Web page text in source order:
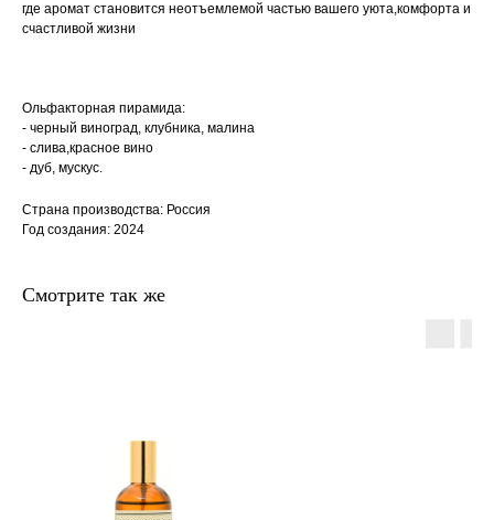
где аромат становится неотъемлемой частью вашего уюта,комфорта и
счастливой жизни
Ольфакторная пирамида:
- черный виноград, клубника, малина
- слива,красное вино
- дуб, мускус.
Страна производства: Россия
Год создания: 2024
Смотрите так же